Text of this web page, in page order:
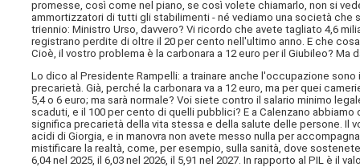
promesse, così come nel piano, se così volete chiamarlo, non si
ammortizzatori di tutti gli stabilimenti - né vediamo una società che
triennio: Ministro Urso, davvero? Vi ricordo che avete tagliato 4,6
registrano perdite di oltre il 20 per cento nell'ultimo anno. E che
Cioè, il vostro problema è la carbonara a 12 euro per il Giubileo? Ma
Lo dico al Presidente Rampelli: a trainare anche l'occupazione
precarietà. Già, perché la carbonara va a 12 euro, ma per quei
5,4 o 6 euro; ma sarà normale? Voi siete contro il salario minimo
scaduti, e il 100 per cento di quelli pubblici? E a Calenzano
significa precarietà della vita stessa e della salute delle persone. Il
acidi di Giorgia, e in manovra non avete messo nulla per
mistificare la realtà, come, per esempio, sulla sanità, dove
6,04 nel 2025, il 6,03 nel 2026, il 5,91 nel 2027. In rapporto al PIL è il